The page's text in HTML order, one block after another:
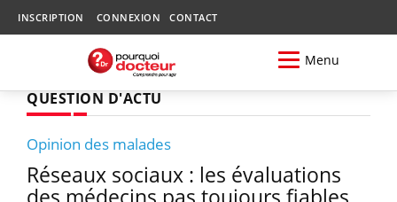
INSCRIPTION CONNEXION CONTACT
Menu
QUESTION D'ACTU
Opinion des malades
Réseaux sociaux : les évaluations